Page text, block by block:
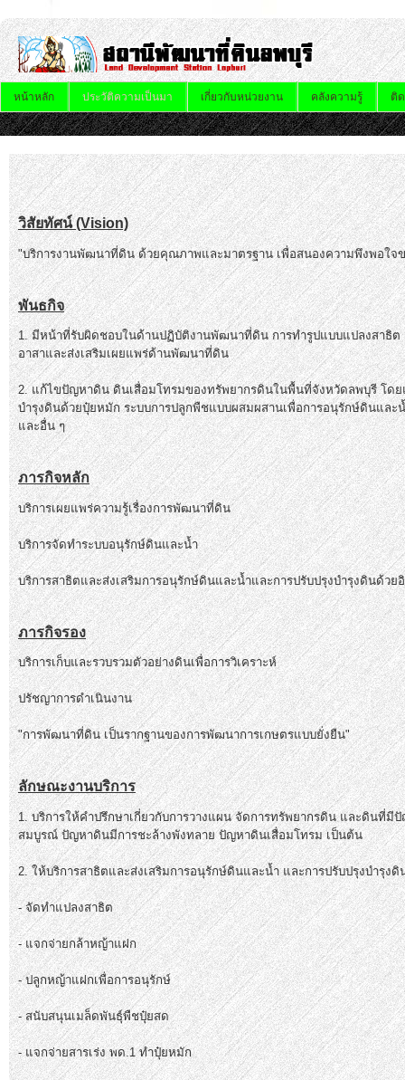
หน้าหลัก ประวัติความเป็นมา เกี่ยวกับหน่วยงาน คลังความรู้ ติ
วิสัยทัศน์ (Vision)
"บริการงานพัฒนาที่ดิน ด้วยคุณภาพและมาตรฐาน เพื่อสนองความพึงพอใจ
พันธกิจ
1. มีหน้าที่รับผิดชอบในด้านปฏิบัติงานพัฒนาที่ดิน การทำรูปแบบแปลงสาธิต
อาสาและส่งเสริมเผยแพร่ด้านพัฒนาที่ดิน
2. แก้ไขปัญหาดิน ดินเสื่อมโทรมของทรัพยากรดินในพื้นที่จังหวัดลพบุรี โดย
บำรุงดินด้วยปุ๋ยหมัก ระบบการปลูกพืชแบบผสมผสานเพื่อการอนุรักษ์ดินและ
และอื่น ๆ
ภารกิจหลัก
บริการเผยแพร่ความรู้เรื่องการพัฒนาที่ดิน
บริการจัดทำระบบอนุรักษ์ดินและน้ำ
บริการสาธิตและส่งเสริมการอนุรักษ์ดินและน้ำและการปรับปรุงบำรุงดินด้วย
ภารกิจรอง
บริการเก็บและรวบรวมตัวอย่างดินเพื่อการวิเคราะห์
ปรัชญาการดำเนินงาน
"การพัฒนาที่ดิน เป็นรากฐานของการพัฒนาการเกษตรแบบยั่งยืน"
ลักษณะงานบริการ
1. บริการให้คำปรึกษาเกี่ยวกับการวางแผน จัดการทรัพยากรดิน และดินที่
สมบูรณ์ ปัญหาดินมีการชะล้างพังทลาย ปัญหาดินเสื่อมโทรม เป็นต้น
2. ให้บริการสาธิตและส่งเสริมการอนุรักษ์ดินและน้ำ และการปรับปรุงบำรุง
- จัดทำแปลงสาธิต
- แจกจ่ายกล้าหญ้าแฝก
- ปลูกหญ้าแฝกเพื่อการอนุรักษ์
- สนับสนุนเมล็ดพันธุ์พืชปุ๋ยสด
- แจกจ่ายสารเร่ง พด.1 ทำปุ๋ยหมัก